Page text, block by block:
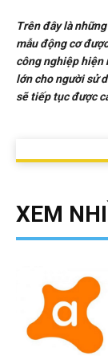
Trên đây là
mẫu động cơ
công nghiệp hiện
lớn cho người sử
sẽ tiếp tục được
XEM